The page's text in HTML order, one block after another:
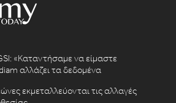
«Καταντήσαμε να είμαστε
αλλάζει τα δεδομένα
εκμεταλλεύονται τις αλλαγές